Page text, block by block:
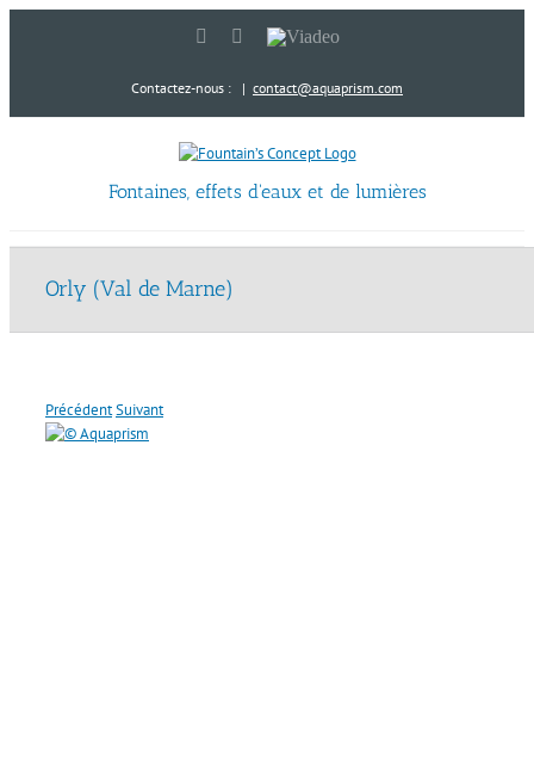
LinkedInYouTube
Viadeo
Contactez-nous : | contact@aquaprism.com
Fontaines, effets d'eaux et de lumières
Orly (Val de Marne)
PrécédentSuivant
View